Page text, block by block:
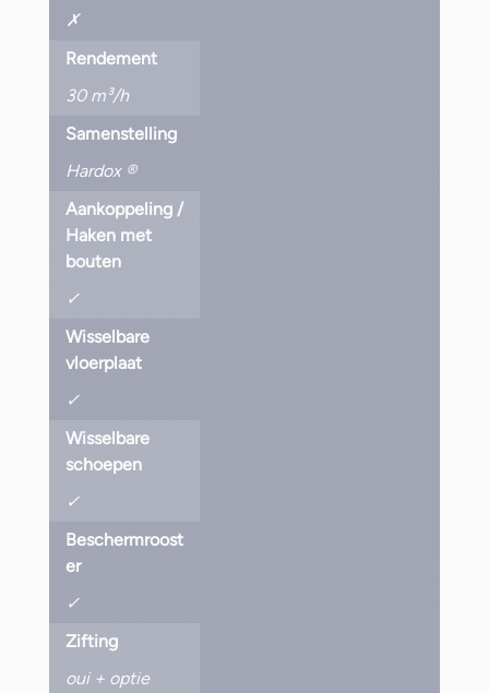
✗
Rendement
30 m³/h
Samenstelling
Hardox ®‎
Aankoppeling /
Haken met
bouten
✓
Wisselbare
vloerplaat
✓
Wisselbare
schoepen
✓
Beschermroost
er
✓
Zifting
oui + optie